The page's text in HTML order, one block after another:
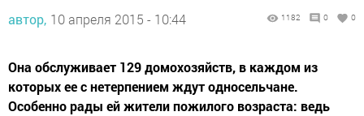
автор, 10 апреля 2015 - 10:44 1182 0 0
Она обслуживает 129 домохозяйств, в каждом из
которых ее с нетерпением ждут односельчане.
Особенно рады ей жители пожилого возраста: ведь